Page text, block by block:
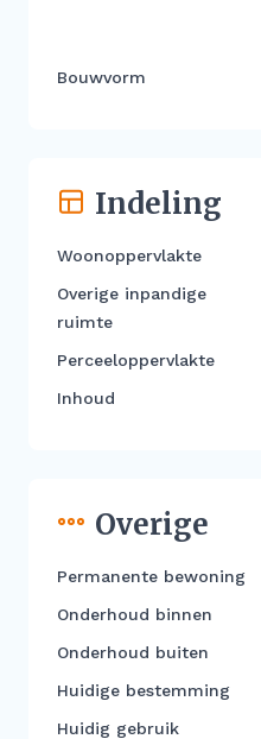
Bouwvorm
Indeling
Woonoppervlakte
Overige inpandige
ruimte
Perceeloppervlakte
Inhoud
Overige
Permanente bewoning
Onderhoud binnen
Onderhoud buiten
Huidige bestemming
Huidig gebruik